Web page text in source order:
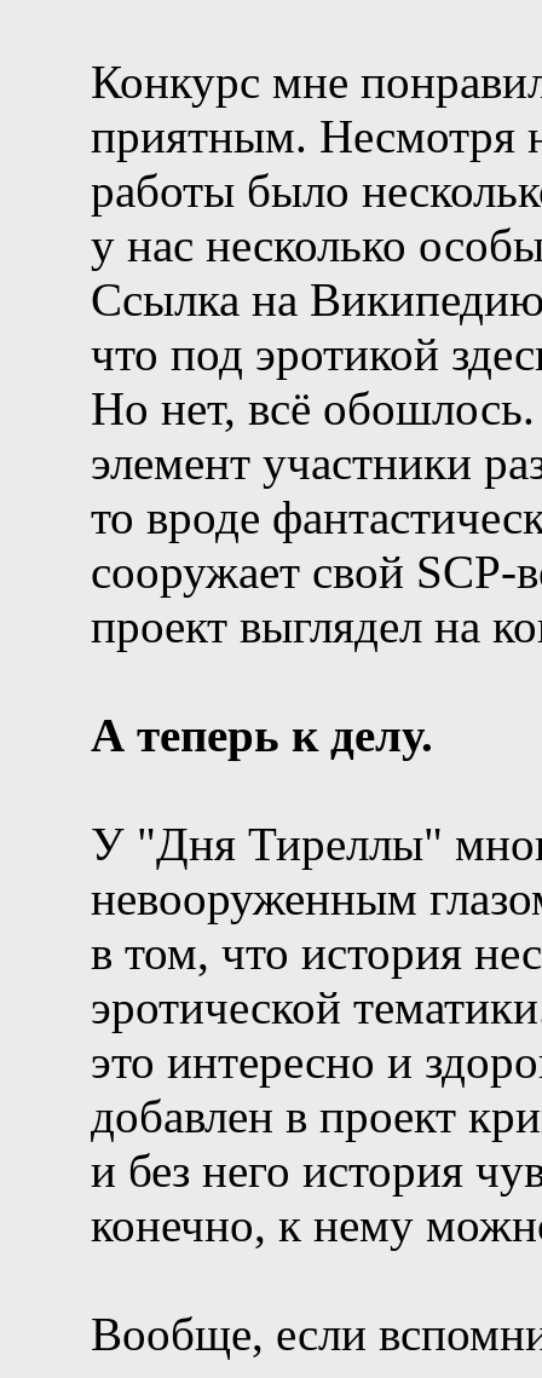
Конкурс мне
приятным. Несмотря
работы было
у нас несколько
Ссылка на
что под эротикой
Но нет, всё
элемент участники
то вроде
сооружает свой
проект выглядел на
А теперь к делу.
У "Дня Тиреллы"
невооруженным
в том, что история
эротической
это интересно и
добавлен в проект
и без него история
конечно, к нему
Вообще, если